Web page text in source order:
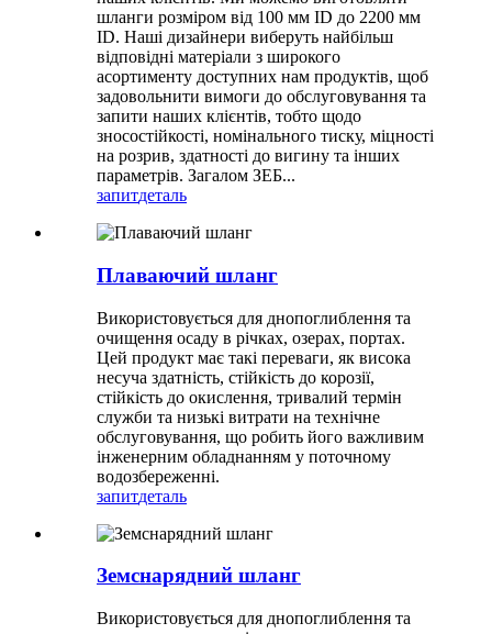
шланги розміром від 100 мм ID до 2200 мм
ID. Наші дизайнери виберуть найбільш
відповідні матеріали з широкого
асортименту доступних нам продуктів, щоб
задовольнити вимоги до обслуговування та
запити наших клієнтів, тобто щодо
зносостійкості, номінального тиску, міцності
на розрив, здатності до вигину та інших
параметрів. Загалом ЗЕБ...
запитдеталь
Плаваючий шланг
Використовується для днопоглиблення та
очищення осаду в річках, озерах, портах.
Цей продукт має такі переваги, як висока
несуча здатність, стійкість до корозії,
стійкість до окислення, тривалий термін
служби та низькі витрати на технічне
обслуговування, що робить його важливим
інженерним обладнанням у поточному
водозбереженні.
запитдеталь
Земснарядний шланг
Використовується для днопоглиблення та